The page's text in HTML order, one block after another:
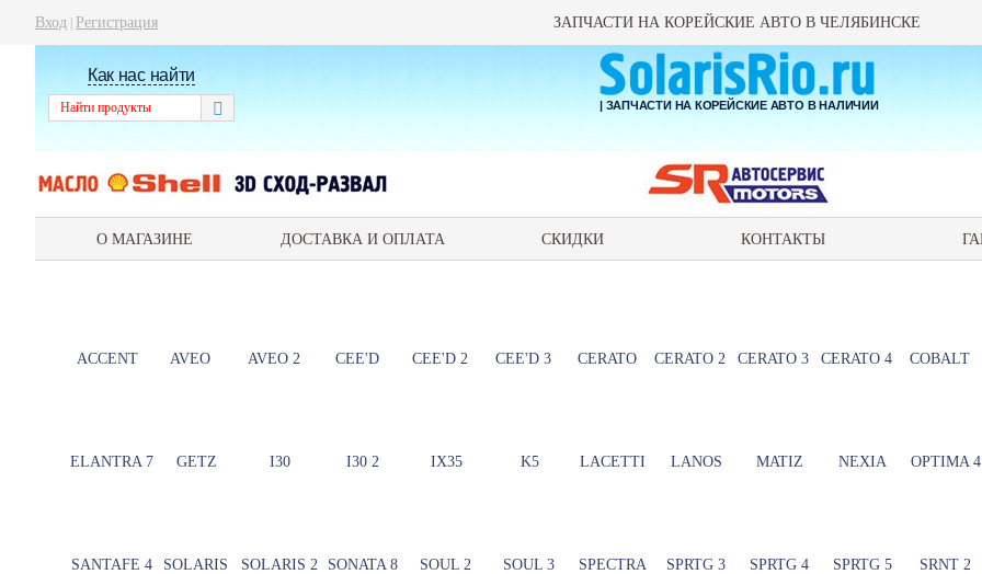
Вход Регистрация ЗАПЧАСТИ НА КОРЕЙСКИЕ АВТО В ЧЕЛЯБИНСКЕ
Как нас найти
| ЗАПЧАСТИ НА КОРЕЙСКИЕ АВТО В НАЛИЧИИ
О МАГАЗИНЕ ДОСТАВКА И ОПЛАТА СКИДКИ КОНТАКТЫ
ACCENT AVEO AVEO 2 CEE'D CEE'D 2 CEE'D 3 CERATO CERATO 2 CERATO 3 CERATO 4 COBALT
ELANTRA 7 GETZ I30 I30 2 IX35 K5 LACETTI LANOS MATIZ NEXIA OPTIMA 4
SANTAFE 4 SOLARIS SOLARIS 2 SONATA 8 SOUL 2 SOUL 3 SPECTRA SPRTG 3 SPRTG 4 SPRTG 5 SRNT 2